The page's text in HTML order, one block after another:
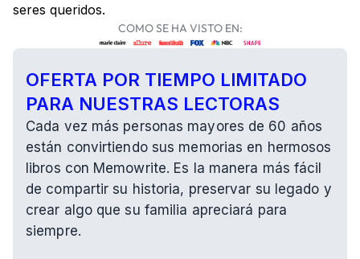
seres queridos.
COMO SE HA VISTO EN:
OFERTA POR TIEMPO LIMITADO
PARA NUESTRAS LECTORAS
Cada vez más personas mayores de 60 años
están convirtiendo sus memorias en hermosos
libros con Memowrite. Es la manera más fácil
de compartir su historia, preservar su legado y
crear algo que su familia apreciará para
siempre.